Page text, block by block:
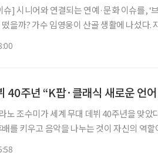
] 시니어와 연결되는 연예·문화 이슈를, ‘
40주년 “K팝·클래식 새로운 언
노 조수미가 세계 무대 데뷔 40주년을 맞았
키우고 음악을 나누는 것이 자신의 역할이라고 말했